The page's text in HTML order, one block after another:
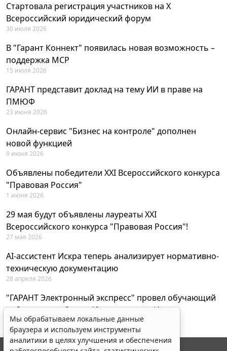
Стартовала регистрация участников на X
Всероссийский юридический форум
30 июля 2026
В "Гарант Коннект" появилась новая возможность –
поддержка MCP
15 июля 2026
ГАРАНТ представит доклад на тему ИИ в праве на
ПМЮФ
23 июня 2026
Онлайн-сервис "Бизнес на контроле" дополнен
новой функцией
9 июня 2026
Объявлены победители XXI Всероссийского конкурса
"Правовая Россия"
1 июня 2026
29 мая будут объявлены лауреаты XXI
Всероссийского конкурса "Правовая Россия"!
27 мая 2026
AI-ассистент Искра теперь анализирует нормативно-
техническую документацию
28 апреля 2026
"ГАРАНТ Электронный экспресс" провел обучающий
вебинар по работе с AI-ассистентом Искра
23 апреля 2026
Мы обрабатываем локальные данные
браузера и используем инструменты
аналитики в целях улучшения и обеспечения